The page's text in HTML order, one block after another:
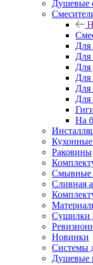
Душевые
Для
Для
Для
Для
Для
Для
На
Раковины
Смывные
Сливная
Сушилки
Новинки
Системы
Душевые